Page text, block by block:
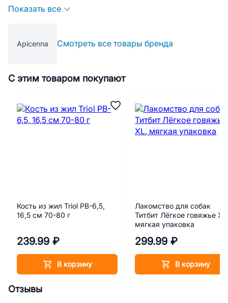
Показать все
Apicenna Смотреть все товары бренда
С этим товаром покупают
Кость из жил Triol PB-6,5,
16,5 см 70-80 г
239.99 ₽
В корзину
Лакомство для собак
Титбит Лёгкое говяжье
мягкая упаковка
299.99 ₽
В корзину
Отзывы